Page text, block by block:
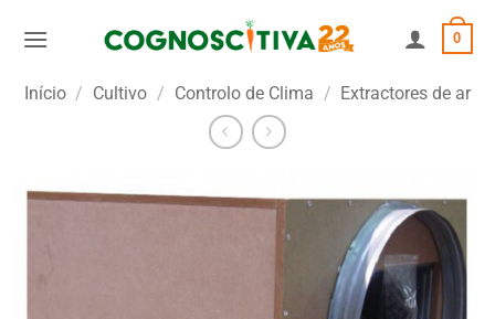
0
Início / Cultivo / Controlo de Clima / Extractores de ar